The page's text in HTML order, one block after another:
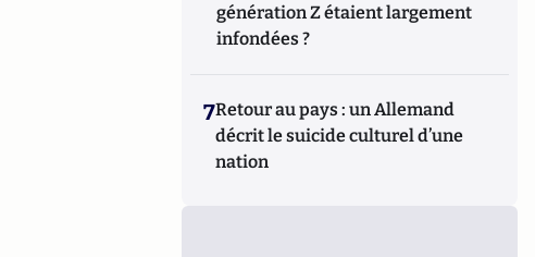
génération Z étaient largement
infondées ?
7Retour au pays : un Allemand
décrit le suicide culturel d’une
nation